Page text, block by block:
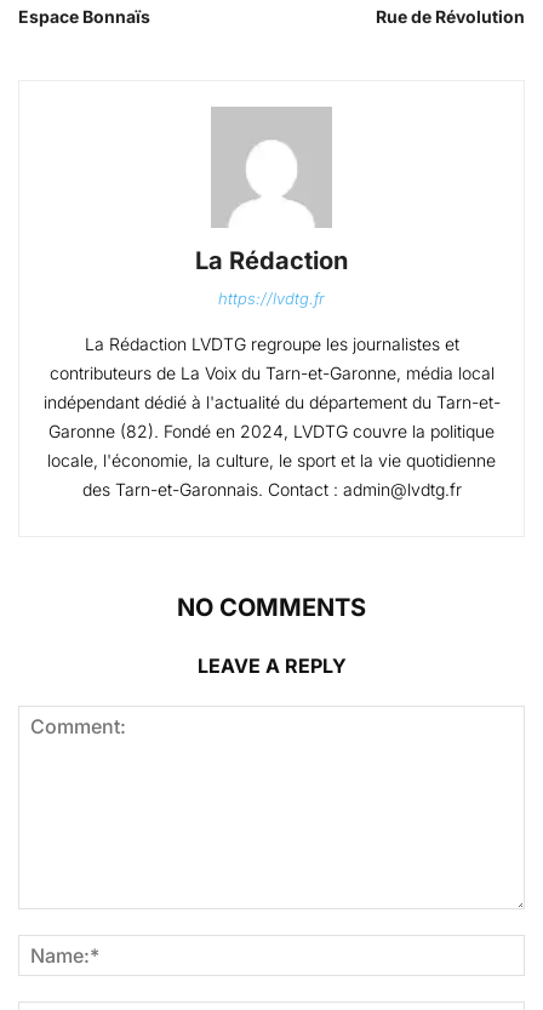
Espace Bonnaïs Rue de Révolution
La Rédaction
https://lvdtg.fr
La Rédaction LVDTG regroupe les journalistes et
contributeurs de La Voix du Tarn-et-Garonne, média local
indépendant dédié à l'actualité du département du Tarn-et-
Garonne (82). Fondé en 2024, LVDTG couvre la politique
locale, l'économie, la culture, le sport et la vie quotidienne
des Tarn-et-Garonnais. Contact : admin@lvdtg.fr
NO COMMENTS
LEAVE A REPLY